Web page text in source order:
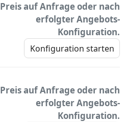
Preis auf Anfrage oder nach
erfolgter Angebots-
Konfiguration.
Konfiguration starten
Preis auf Anfrage oder nach
erfolgter Angebots-
Konfiguration.